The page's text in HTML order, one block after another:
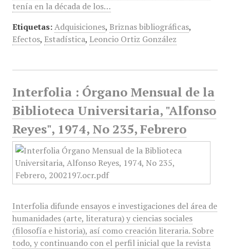
tenía en la década de los…
Etiquetas: Adquisiciones, Briznas bibliográficas,
Efectos, Estadística, Leoncio Ortiz González
Interfolia : Órgano Mensual de la
Biblioteca Universitaria, "Alfonso
Reyes", 1974, No 235, Febrero
Interfolia difunde ensayos e investigaciones del área de
humanidades (arte, literatura) y ciencias sociales
(filosofía e historia), así como creación literaria. Sobre
todo, y continuando con el perfil inicial que la revista